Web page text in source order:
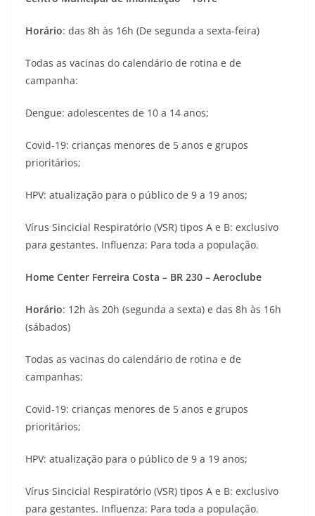
Horário: das 8h às 16h (De segunda a sexta-feira)
Todas as vacinas do calendário de rotina e de
campanha:
Dengue: adolescentes de 10 a 14 anos;
Covid-19: crianças menores de 5 anos e grupos
prioritários;
HPV: atualização para o público de 9 a 19 anos;
Vírus Sincicial Respiratório (VSR) tipos A e B: exclusivo
para gestantes. Influenza: Para toda a população.
Home Center Ferreira Costa – BR 230 – Aeroclube
Horário: 12h às 20h (segunda a sexta) e das 8h às 16h
(sábados)
Todas as vacinas do calendário de rotina e de
campanhas:
Covid-19: crianças menores de 5 anos e grupos
prioritários;
HPV: atualização para o público de 9 a 19 anos;
Vírus Sincicial Respiratório (VSR) tipos A e B: exclusivo
para gestantes. Influenza: Para toda a população.